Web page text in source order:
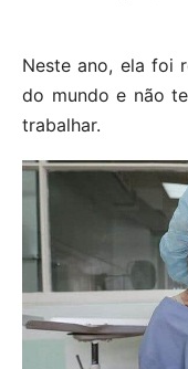
Neste ano, ela foi
do mundo e não
trabalhar.